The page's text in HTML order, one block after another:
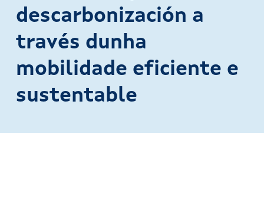
descarbonización a
través dunha
mobilidade eficiente e
sustentable